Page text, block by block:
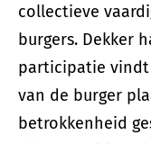
collectieve
burgers. Dekker
participatie
van de burger
betrokkenheid